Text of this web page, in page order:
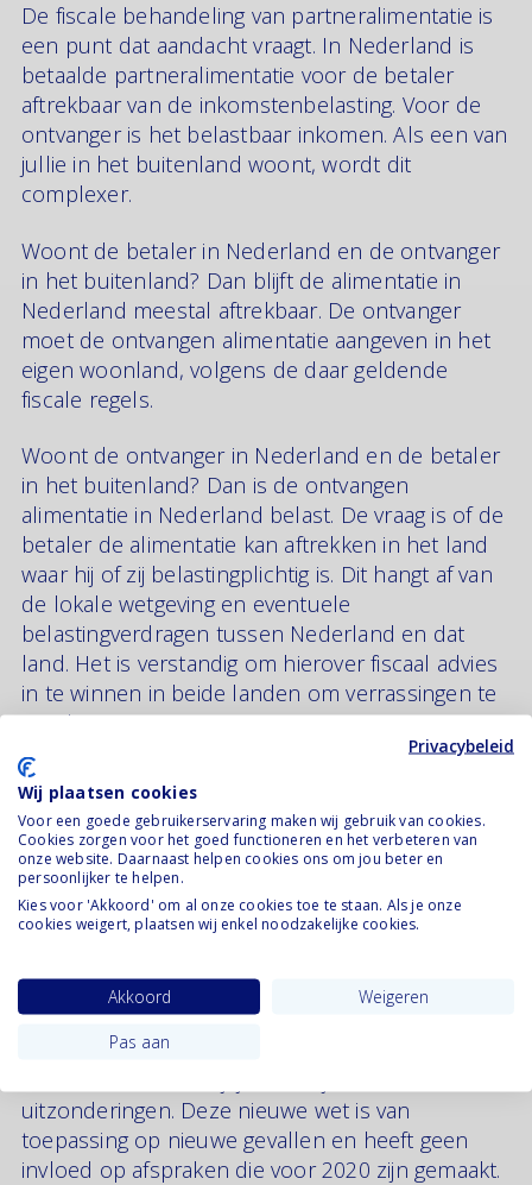
De fiscale behandeling van partneralimentatie is
een punt dat aandacht vraagt. In Nederland is
betaalde partneralimentatie voor de betaler
aftrekbaar van de inkomstenbelasting. Voor de
ontvanger is het belastbaar inkomen. Als een van
jullie in het buitenland woont, wordt dit
complexer.
Woont de betaler in Nederland en de ontvanger
in het buitenland? Dan blijft de alimentatie in
Nederland meestal aftrekbaar. De ontvanger
moet de ontvangen alimentatie aangeven in het
eigen woonland, volgens de daar geldende
fiscale regels.
Woont de ontvanger in Nederland en de betaler
in het buitenland? Dan is de ontvangen
alimentatie in Nederland belast. De vraag is of de
betaler de alimentatie kan aftrekken in het land
waar hij of zij belastingplichtig is. Dit hangt af van
de lokale wetgeving en eventuele
belastingverdragen tussen Nederland en dat
land. Het is verstandig om hierover fiscaal advies
in te winnen in beide landen om verrassingen te
voorkomen.
Invloed van recente
wetswijzigingen en brexit
De regels rondom partneralimentatie
duur van partneralimentatie in Nederland
verkort. De hoofdregel is nu dat de duur gelijk is
aan de helft van de duur van het huwelijk, met
uitzonderingen. Deze nieuwe wet is van
toepassing op nieuwe gevallen en heeft geen
invloed op afspraken die voor 2020 zijn gemaakt.
Privacybeleid
Wij plaatsen cookies
Voor een goede gebruikerservaring maken wij gebruik van cookies.
Cookies zorgen voor het goed functioneren en het verbeteren van
onze website. Daarnaast helpen cookies ons om jou beter en
persoonlijker te helpen.
Kies voor 'Akkoord' om al onze cookies toe te staan. Als je onze
cookies weigert, plaatsen wij enkel noodzakelijke cookies.
Akkoord
Weigeren
Pas aan